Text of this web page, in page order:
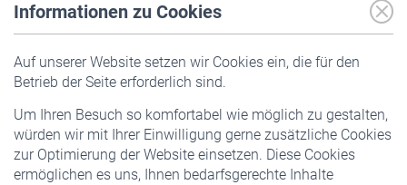
Informationen zu Cookies
Auf unserer Website setzen wir Cookies ein, die für den
Betrieb der Seite erforderlich sind.
Um Ihren Besuch so komfortabel wie möglich zu gestalten,
würden wir mit Ihrer Einwilligung gerne zusätzliche Cookies
zur Optimierung der Website einsetzen. Diese Cookies
ermöglichen es uns, Ihnen bedarfsgerechte Inhalte
Pflichtversicherung
Staatliche Förderung
Veranstaltungen